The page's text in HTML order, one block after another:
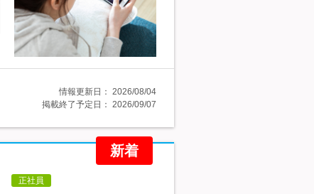
情報更新日： 2026/08/04
掲載終了予定日： 2026/09/07
新着
正社員